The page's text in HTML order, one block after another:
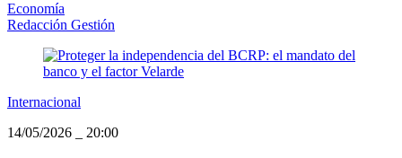
Economía
Redacción Gestión
Internacional
14/05/2026
20:00